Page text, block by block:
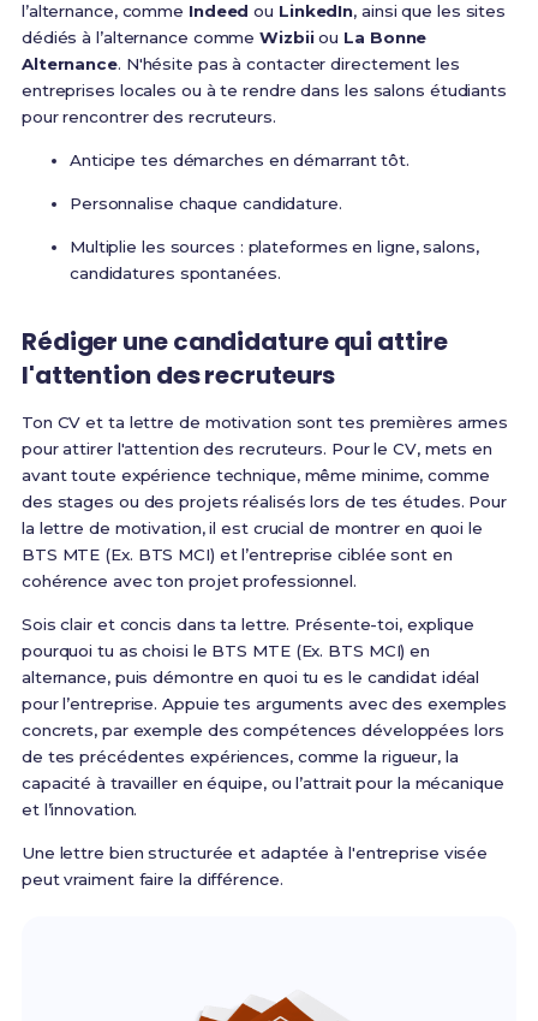
l’alternance, comme Indeed ou LinkedIn, ainsi que les sites
dédiés à l’alternance commeWizbiiou La Bonne
Alternance. N'hésite pas à contacter directement les
entreprises locales ou à te rendre dans les salons étudiants
pour rencontrer des recruteurs.
Anticipe tes démarches en démarrant tôt.
Personnalise chaque candidature.
Multiplie les sources : plateformes en ligne, salons,
candidatures spontanées.
Rédiger une candidature qui attire
l'attention des recruteurs
Ton CV et ta lettre de motivation sont tes premières armes
pour attirer l'attention des recruteurs. Pour le CV, mets en
avant toute expérience technique, même minime, comme
des stages ou des projets réalisés lors de tes études. Pour
la lettre de motivation, il est crucial de montrer en quoi le
BTS MTE (Ex. BTS MCI) et l’entreprise ciblée sont en
cohérence avec ton projet professionnel.
Sois clair et concis dans ta lettre. Présente-toi, explique
pourquoi tu as choisi le BTS MTE (Ex. BTS MCI) en
alternance, puis démontre en quoi tu es le candidat idéal
pour l’entreprise. Appuie tes arguments avec des exemples
concrets, par exemple des compétences développées lors
de tes précédentes expériences, comme la rigueur, la
capacité à travailler en équipe, ou l’attrait pour la mécanique
et l’innovation.
Une lettre bien structurée et adaptée à l'entreprise visée
peut vraiment faire la différence.